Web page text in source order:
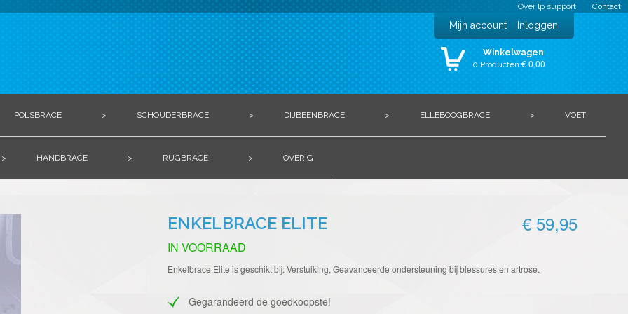
Over lp support Contact
Mijn account Inloggen
Winkelwagen
0 Producten € 0,00
POLSBRACE > SCHOUDERBRACE > DIJBEENBRACE > ELLEBOOGBRACE > VOET
> HANDBRACE > RUGBRACE > OVERIG
ENKELBRACE ELITE € 59,95
IN VOORRAAD
Enkelbrace Elite is geschikt bij: Verstuiking, Geavanceerde ondersteuning bij blessures en artrose.
Gegarandeerd de goedkoopste!